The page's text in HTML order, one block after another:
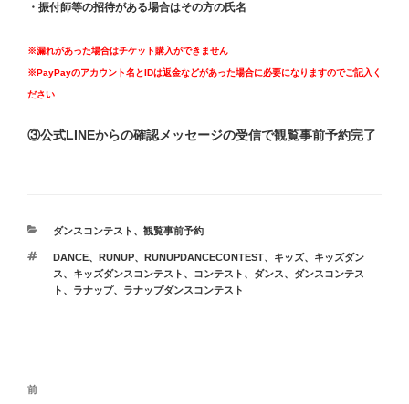
・振付師等の招待がある場合はその方の氏名
※漏れがあった場合はチケット購入ができません
※PayPayのアカウント名とIDは返金などがあった場合に必要になりますのでご記入く
ださい
③公式LINEからの確認メッセージの受信で観覧事前予約完了
カ
ゴ
リ
ー
ダンスコンテスト 、 観覧事前予約
タ
グ
DANCE、 RUNUP、 RUNUPDANCECONTEST、 キッズ、
キッズダン
ス、 キッズダンスコンテスト 、 コンテスト 、 ダンス、
ダンスコンテス
ト 、 ラナップ、 ラナップダンスコンテスト
投
前
前